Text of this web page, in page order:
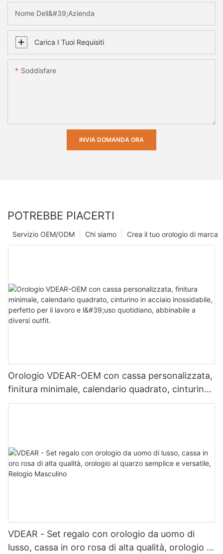
Nome Dell&#39;azienda
Carica I Tuoi Requisiti
Soddisfare
INVIA DOMANDA ORA
POTREBBE PIACERTI
Crea il tuo orologio di marca
Chi siamo
Servizio OEM/ODM
Orologio VDEAR-OEM con cassa personalizzata,
finitura minimale, calendario quadrato, cinturino
in acciaio inossidabile, perfetto per il lavoro e
VDEAR - Set regalo con orologio da uomo di
lusso, cassa in oro rosa di alta qualità, orologio al